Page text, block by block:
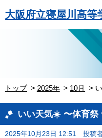
大阪府立寝屋川高等
トップ 2025年 10月
いい天気☀️ 〜体育祭
2025年10月23日 12:51 投稿